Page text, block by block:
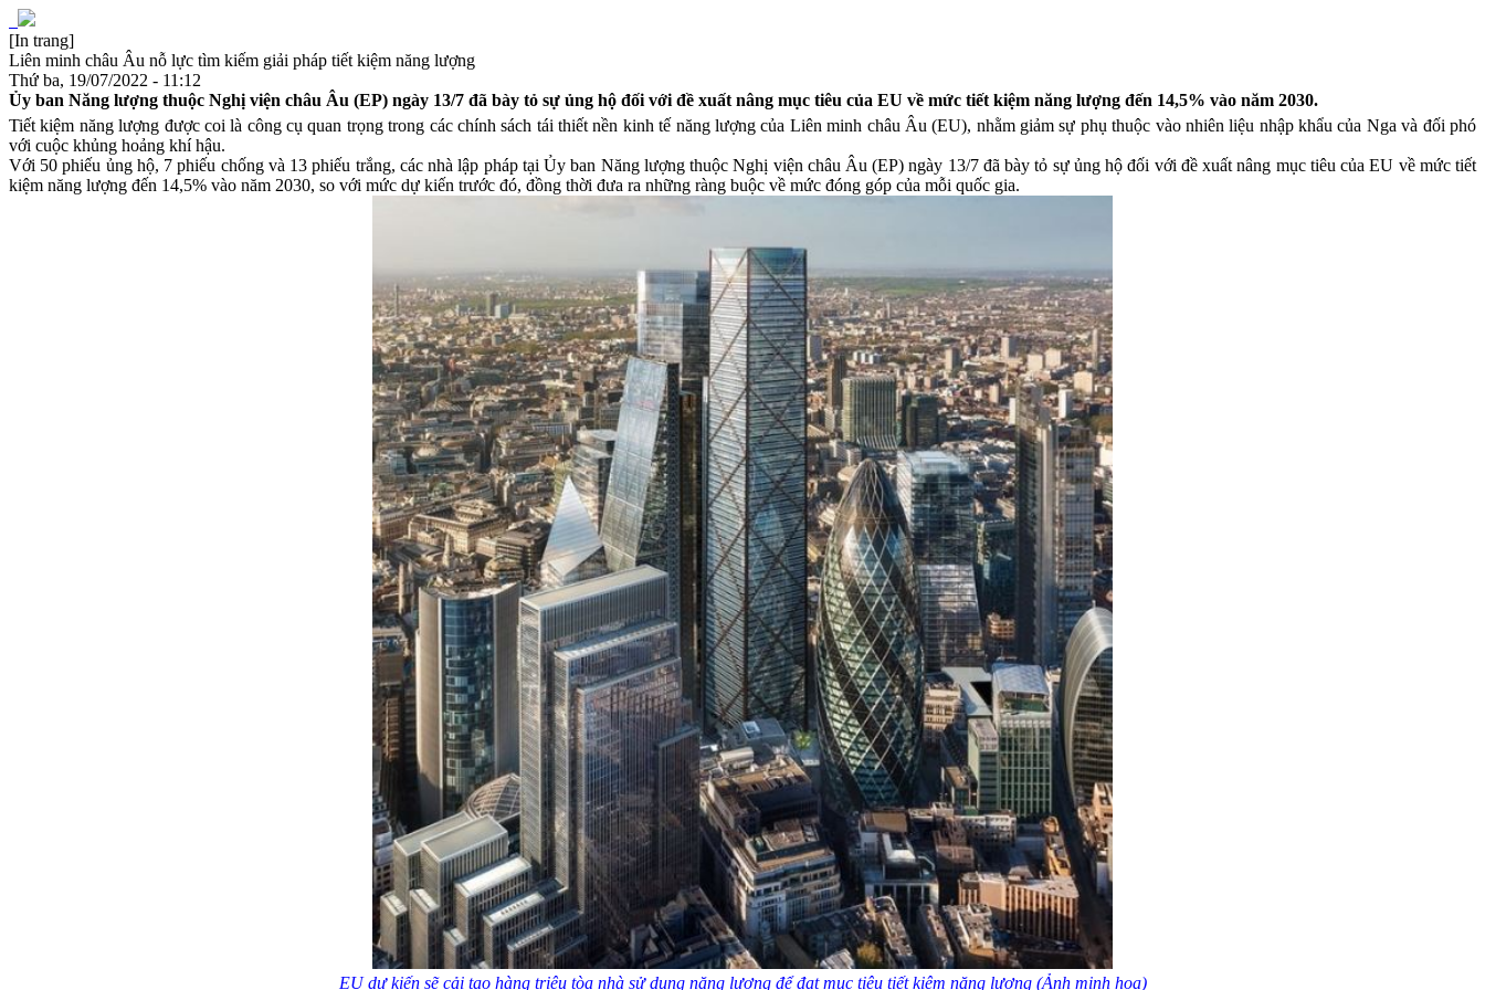
[In trang]
Liên minh châu Âu nỗ lực tìm kiếm giải pháp tiết kiệm năng lượng
Thứ ba, 19/07/2022 - 11:12
Ủy ban Năng lượng thuộc Nghị viện châu Âu (EP) ngày 13/7 đã bày tỏ sự ủng hộ đối với đề xuất nâng mục tiêu của EU về mức tiết kiệm năng lượng đến 14,5% vào năm 2030.
Tiết kiệm năng lượng được coi là công cụ quan trọng trong các chính sách tái thiết nền kinh tế năng lượng của Liên minh châu Âu (EU), nhằm giảm sự phụ thuộc vào nhiên liệu nhập khẩu của Nga và đối phó
với cuộc khủng hoảng khí hậu.
Với 50 phiếu ủng hộ, 7 phiếu chống và 13 phiếu trắng, các nhà lập pháp tại Ủy ban Năng lượng thuộc Nghị viện châu Âu (EP) ngày 13/7 đã bày tỏ sự ủng hộ đối với đề xuất nâng mục tiêu của EU về mức tiết
kiệm năng lượng đến 14,5% vào năm 2030, so với mức dự kiến trước đó, đồng thời đưa ra những ràng buộc về mức đóng góp của mỗi quốc gia.
EU dự kiến sẽ cải tạo hàng triệu tòa nhà sử dụng năng lượng để đạt mục tiêu tiết kiệm năng lượng (Ảnh minh họa)